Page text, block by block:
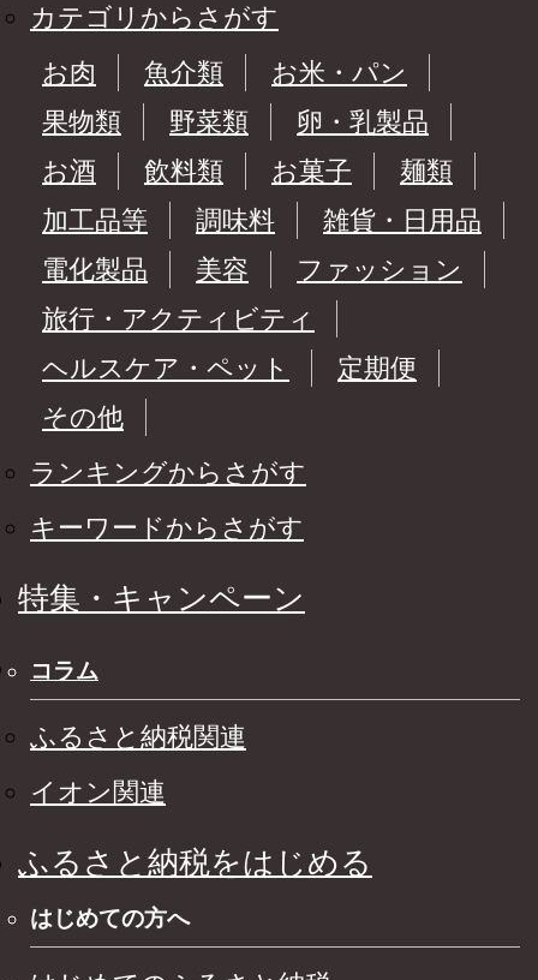
カテゴリからさがす
お肉
魚介類
お米・パン
果物類
野菜類
卵・乳製品
お酒
飲料類 お菓子
麺類
加工品等
調味料
雑貨・日用品
電化製品
美容
ファッション
旅行・アクティビティ
ヘルスケア・ペット
定期便
その他
ランキングからさがす
キーワードからさがす
特集・キャンペーン
コラム
ふるさと納税関連
イオン関連
ふるさと納税をはじめる
はじめての方へ